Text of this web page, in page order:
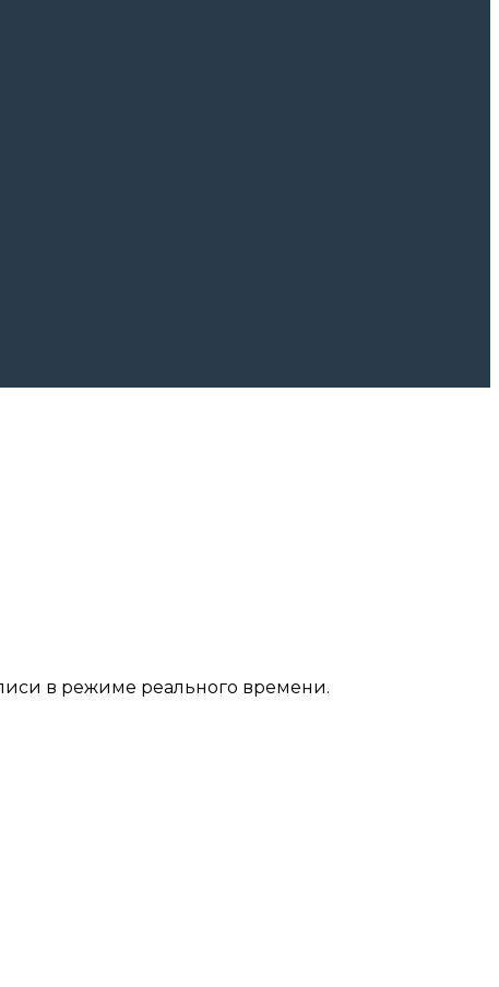
в режиме реального времени.